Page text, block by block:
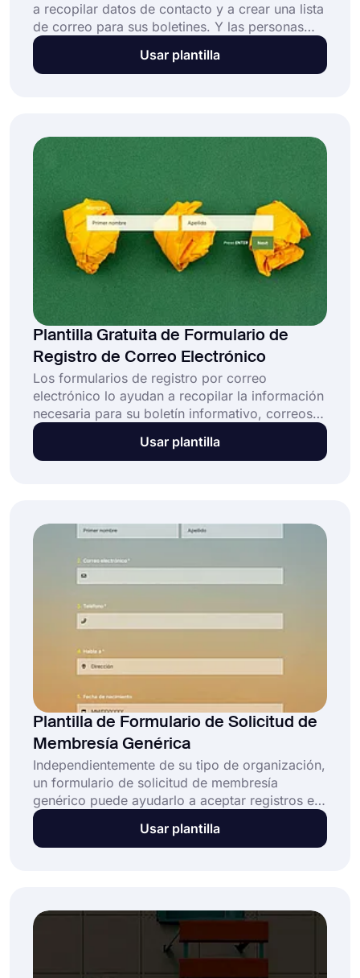
a recopilar datos de contacto y a crear una lista
de correo para sus boletines. Y las personas
pueden suscribirse fácilmente a sus correos
electrónicos en segundos al completar algunas
Usar plantilla
Plantilla Gratuita de Formulario de
Registro de Correo Electrónico
Los formularios de registro por correo
electrónico lo ayudan a recopilar la información
necesaria para su boletín informativo, correos
electrónicos de promoción o notificaciones.
Gracias a los formularios de registro, las
formulario de registro de correo electrónico
gratuito de forms.app y llegue a sus clientes
potenciales de manera fácil y rápida!
Usar plantilla
Plantilla de Formulario de Solicitud de
Membresía Genérica
Independientemente de su tipo de organización,
un formulario de solicitud de membresía
genérico puede ayudarlo a aceptar registros en
línea con facilidad. De esta manera, el proceso
de registro será mucho más corto y flexible
para personalizar su formulario.
Usar plantilla